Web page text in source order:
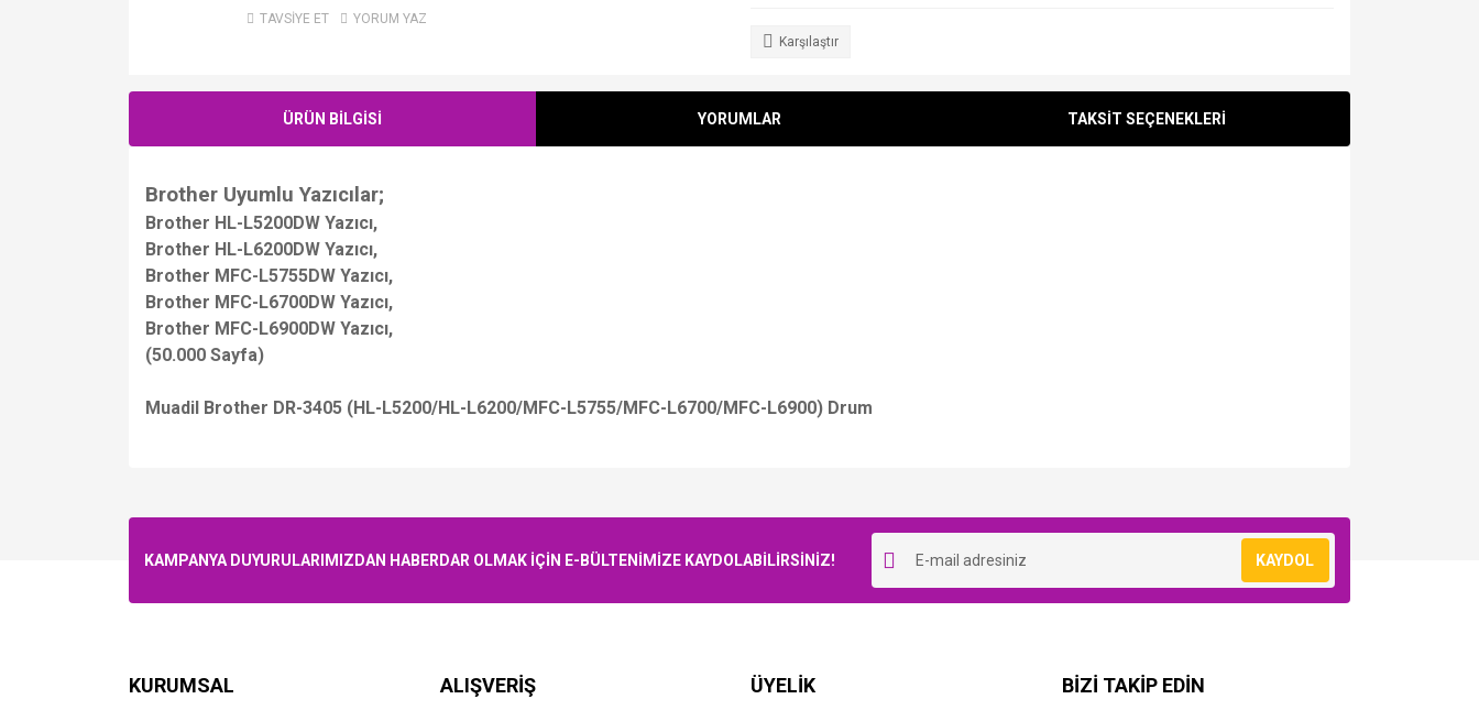
TAVSİYE ET YORUM YAZ
Karşılaştır
ÜRÜN BİLGİSİ YORUMLAR TAKSİT SEÇENEKLERİ
Brother Uyumlu Yazıcılar;
Brother HL-L5200DW Yazıcı,
Brother HL-L6200DW Yazıcı,
Brother MFC-L5755DW Yazıcı,
Brother MFC-L6700DW Yazıcı,
Brother MFC-L6900DW Yazıcı,
(50.000 Sayfa)
Muadil Brother DR-3405 (HL-L5200/HL-L6200/MFC-L5755/MFC-L6700/MFC-L6900) Drum
KAMPANYA DUYURULARIMIZDAN HABERDAR OLMAK İÇİN E-BÜLTENİMİZE KAYDOLABİLİRSİNİZ! KAYDOL
KURUMSAL ALIŞVERİŞ ÜYELİK BİZİ TAKİP EDİN